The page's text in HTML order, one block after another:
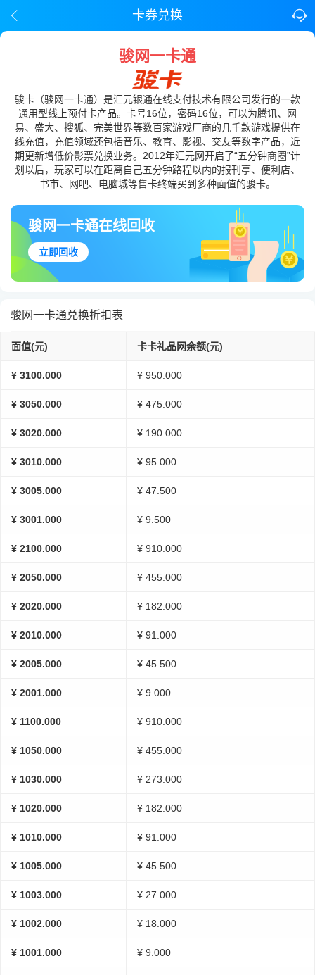
卡券兑换
骏网一卡通
骏卡（骏网一卡通）是汇元银通在线支付技术有限公司发行的一款
通用型线上预付卡产品。卡号16位，密码16位，可以为腾讯、网
易、盛大、搜狐、完美世界等数百家游戏厂商的几千款游戏提供在
线充值，充值领域还包括音乐、教育、影视、交友等数字产品，近
期更新增低价影票兑换业务。2012年汇元网开启了“五分钟商圈”计
划以后，玩家可以在距离自己五分钟路程以内的报刊亭、便利店、
书市、网吧、电脑城等售卡终端买到多种面值的骏卡。
骏网一卡通在线回收
立即回收
骏网一卡通兑换折扣表
面值(元) 卡卡礼品网余额(元)
¥ 3100.000 ¥ 950.000
¥ 3050.000 ¥ 475.000
¥ 3020.000 ¥ 190.000
¥ 3010.000 ¥ 95.000
¥ 3005.000 ¥ 47.500
¥ 3001.000 ¥ 9.500
¥ 2100.000 ¥ 910.000
¥ 2050.000 ¥ 455.000
¥ 2020.000 ¥ 182.000
¥ 2010.000 ¥ 91.000
¥ 2005.000 ¥ 45.500
¥ 2001.000 ¥ 9.000
¥ 1100.000 ¥ 910.000
¥ 1050.000 ¥ 455.000
¥ 1030.000 ¥ 273.000
¥ 1020.000 ¥ 182.000
¥ 1010.000 ¥ 91.000
¥ 1005.000 ¥ 45.500
¥ 1003.000 ¥ 27.000
¥ 1002.000 ¥ 18.000
¥ 1001.000 ¥ 9.000